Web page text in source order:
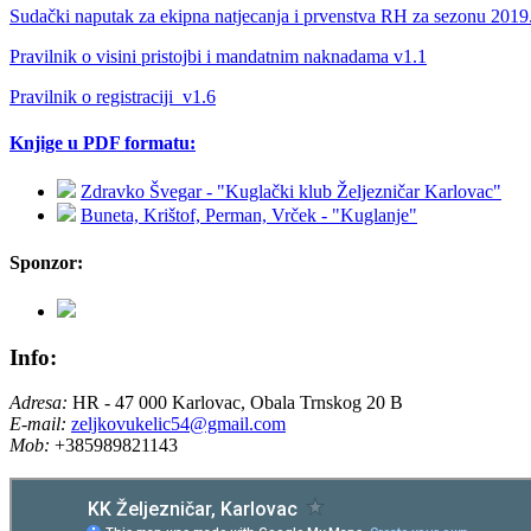
Sudački naputak za ekipna natjecanja i prvenstva RH za sezonu
Pravilnik o visini pristojbi i mandatnim naknadama v1.1
Pravilnik o registraciji_v1.6
Knjige u PDF formatu:
Zdravko Švegar - "Kuglački klub Željezničar Karlovac"
Buneta, Krištof, Perman, Vrček - "Kuglanje"
Sponzor:
Info:
Adresa: HR - 47 000 Karlovac, Obala Trnskog 20 B
E-mail: zeljkovukelic54@gmail.com
Mob: +385989821143